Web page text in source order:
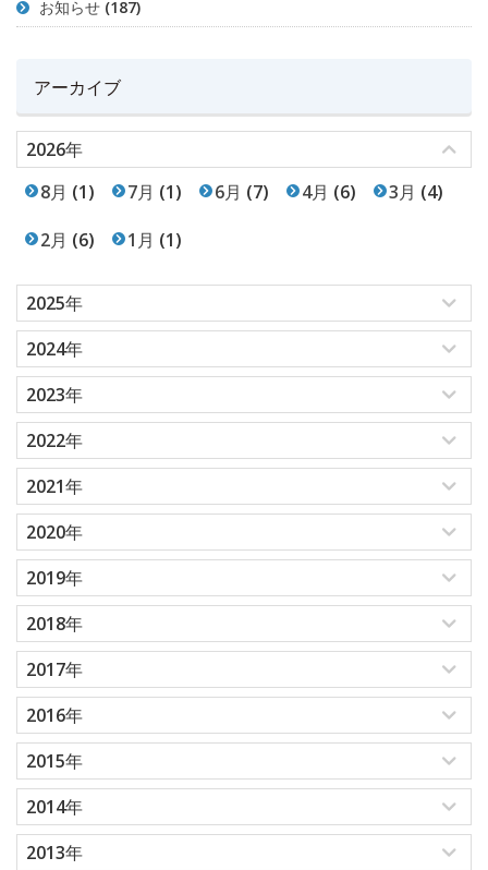
お知らせ (187)
アーカイブ
2026年
8月 (1) 7月 (1) 6月 (7) 4月 (6) 3月 (4)
2月 (6) 1月 (1)
2025年
2024年
2023年
2022年
2021年
2020年
2019年
2018年
2017年
2016年
2015年
2014年
2013年